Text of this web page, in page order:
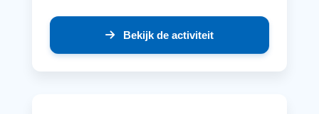
Bekijk de activiteit